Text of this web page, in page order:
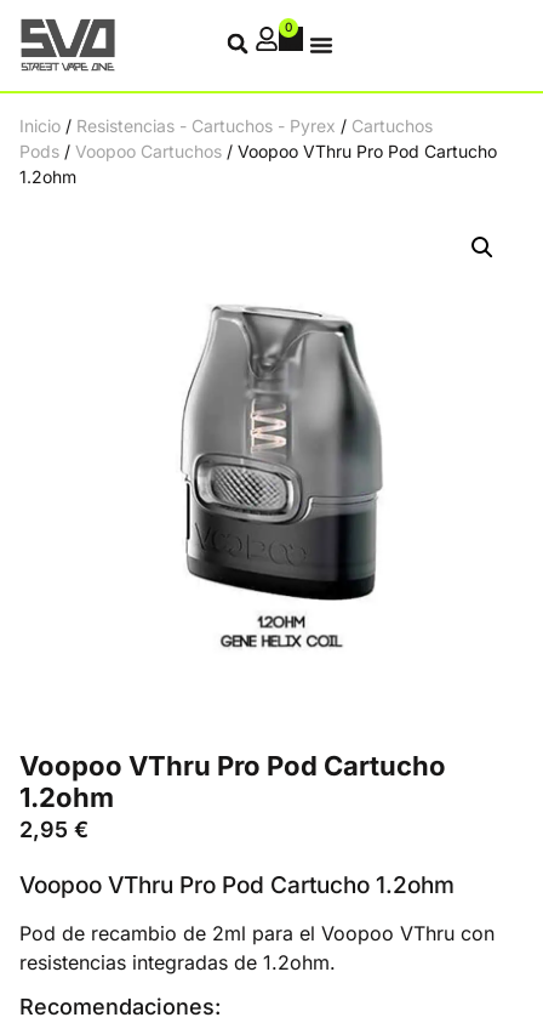
0
Inicio / Resistencias - Cartuchos - Pyrex / Cartuchos
Pods / Voopoo Cartuchos / Voopoo VThru Pro Pod Cartucho
1.2ohm
Voopoo VThru Pro Pod Cartucho
1.2ohm
2,95 €
Voopoo VThru Pro Pod Cartucho 1.2ohm
Pod de recambio de 2ml para el Voopoo VThru con
resistencias integradas de 1.2ohm.
Recomendaciones: